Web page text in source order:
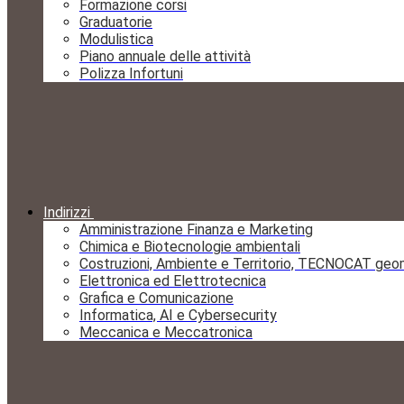
Formazione corsi
Graduatorie
Modulistica
Piano annuale delle attività
Polizza Infortuni
Indirizzi
Amministrazione Finanza e Marketing
Chimica e Biotecnologie ambientali
Costruzioni, Ambiente e Territorio, TECNOCAT
Elettronica ed Elettrotecnica
Grafica e Comunicazione
Informatica, AI e Cybersecurity
Meccanica e Meccatronica